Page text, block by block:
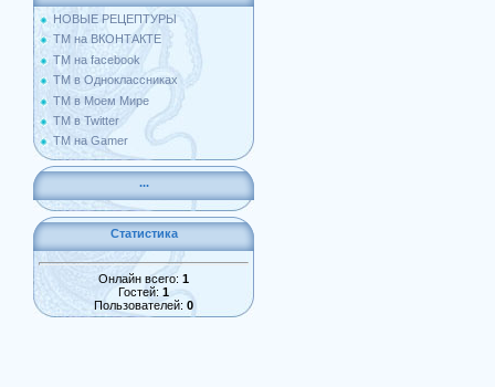
НОВЫЕ РЕЦЕПТУРЫ
ТМ на ВКОНТАКТЕ
ТМ на facebook
ТМ в Одноклассниках
ТМ в Моем Мире
ТМ в Twitter
ТМ на Gamer
...
Статистика
Онлайн всего: 1
Гостей: 1
Пользователей: 0